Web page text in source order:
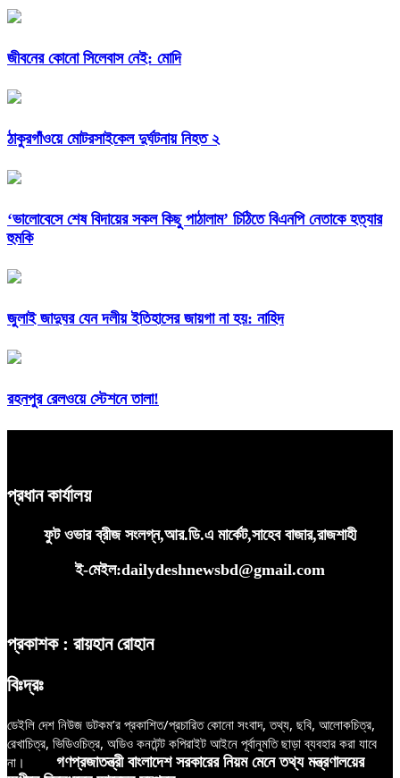
জীবনের কোনো সিলেবাস নেই: মোদি
ঠাকুরগাঁওয়ে মোটরসাইকেল দুর্ঘটনায় নিহত ২
‘ভালোবেসে শেষ বিদায়ের সকল কিছু পাঠালাম’ চিঠিতে বিএনপি নেতাকে হত্যার
হুমকি
জুলাই জাদুঘর যেন দলীয় ইতিহাসের জায়গা না হয়: নাহিদ
রহনপুর রেলওয়ে স্টেশনে তালা!
প্রধান কার্যালয়
ফুট ওভার ব্রীজ সংলগ্ন,আর.ডি.এ মার্কেট,সাহেব বাজার,রাজশাহী
ই-মেইল:dailydeshnewsbd@gmail.com
প্রকাশক : রায়হান রোহান
বিঃদ্রঃ
ডেইলি দেশ নিউজ ডটকম’র প্রকাশিত/প্রচারিত কোনো সংবাদ, তথ্য, ছবি, আলোকচিত্র,
রেখাচিত্র, ভিডিওচিত্র, অডিও কনটেন্ট কপিরাইট আইনে পূর্বানুমতি ছাড়া ব্যবহার করা যাবে
না।
গণপ্রজাতন্ত্রী বাংলাদেশ সরকারের নিয়ম মেনে তথ্য মন্ত্রণালয়ের